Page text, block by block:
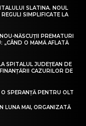
SLATINA. NOUL
SIMPLIFICATE LA
NĂSCUȚII PREMATURI
„CÂND O MAMĂ AFLATĂ
SPITALUL JUDEȚEAN DE
CAZURILOR DE
SPERANȚĂ PENTRU OLT
LUNA MAI, ORGANIZATĂ